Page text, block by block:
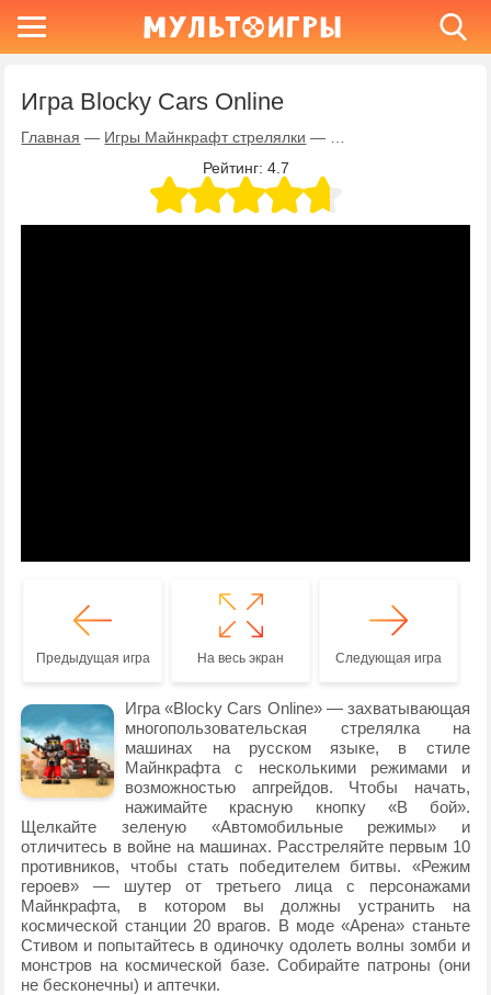
Игра Blocky Cars Online
Главная — Игры Майнкрафт стрелялки —
Рейтинг: 4.7
Предыдущая игра На весь экран Следующая игра
Игра «Blocky Cars Online» — захватывающая
многопользовательская стрелялка на
машинах на русском языке, в стиле
Майнкрафта с несколькими режимами и
возможностью апгрейдов. Чтобы начать,
нажимайте красную кнопку «В бой».
Щелкайте зеленую «Автомобильные режимы» и
отличитесь в войне на машинах. Расстреляйте первым 10
противников, чтобы стать победителем битвы. «Режим
героев» — шутер от третьего лица с персонажами
Майнкрафта, в котором вы должны устранить на
космической станции 20 врагов. В моде «Арена» станьте
Стивом и попытайтесь в одиночку одолеть волны зомби и
монстров на космической базе. Собирайте патроны (они
не бесконечны) и аптечки.